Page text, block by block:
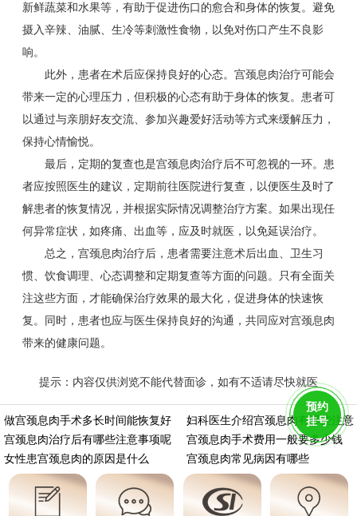
新鲜蔬菜和水果等，有助于促进伤口的愈合和身体的恢复。避免
摄入辛辣、油腻、生冷等刺激性食物，以免对伤口产生不良影
响。
此外，患者在术后应保持良好的心态。宫颈息肉治疗可能会
带来一定的心理压力，但积极的心态有助于身体的恢复。患者可
以通过与亲朋好友交流、参加兴趣爱好活动等方式来缓解压力，
保持心情愉悦。
最后，定期的复查也是宫颈息肉治疗后不可忽视的一环。患
者应按照医生的建议，定期前往医院进行复查，以便医生及时了
解患者的恢复情况，并根据实际情况调整治疗方案。如果出现任
何异常症状，如疼痛、出血等，应及时就医，以免延误治疗。
总之，宫颈息肉治疗后，患者需要注意术后出血、卫生习
惯、饮食调理、心态调整和定期复查等方面的问题。只有全面关
注这些方面，才能确保治疗效果的最大化，促进身体的快速恢
复。同时，患者也应与医生保持良好的沟通，共同应对宫颈息肉
带来的健康问题。
提示：内容仅供浏览不能代替面诊，如有不适请尽快就医
做宫颈息肉手术多长时间能恢复好
妇科医生介绍宫颈息肉有哪些注意
宫颈息肉治疗后有哪些注意事项呢
宫颈息肉手术费用一般要多少钱
女性患宫颈息肉的原因是什么
宫颈息肉常见病因有哪些
预约
挂号